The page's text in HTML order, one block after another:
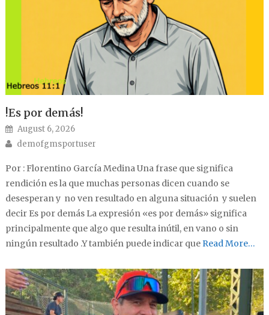
!Es por demás!
Posted on
August 6, 2026
Author
demofgmsportuser
Por : Florentino García Medina Una frase que significa
rendición es la que muchas personas dicen cuando se
desesperan y no ven resultado en alguna situación y suelen
decir Es por demás La expresión «es por demás» significa
principalmente que algo que resulta inútil, en vano o sin
ningún resultado .Y también puede indicar queRead More…